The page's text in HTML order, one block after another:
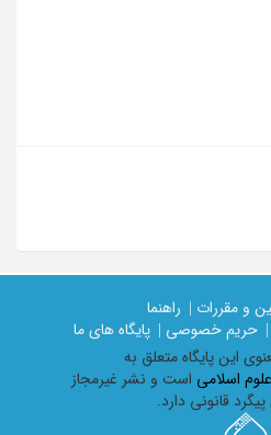
و مقررات |
راهنما
حریم خصوصی |
پایگاه های ما
اين پايگاه متعلق به
اسلامی است و نشر غیرمجاز
قانونی دارد.